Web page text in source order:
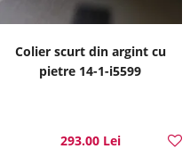
Colier scurt din argint cu
pietre 14-1-i5599
293.00 Lei